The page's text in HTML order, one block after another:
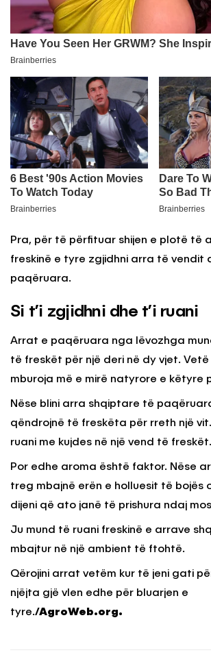
Pra, për të përfituar shijen e plotë të
freskinë e tyre zgjidhni arra të vendit
paqëruara.
Si t’i zgjidhni dhe t’i ruani
Arrat e paqëruara nga lëvozhga
të freskët për një deri në dy vjet.
mburoja më e mirë natyrore e këtyre
Nëse blini arra shqiptare të
qëndrojnë të freskëta për rreth një
ruani me kujdes në një vend të freskët.
Por edhe aroma është faktor. Nëse
treg mbajnë erën e holluesit të bojës
dijeni që ato janë të prishura ndaj mos
Ju mund të ruani freskinë e arrave
mbajtur në një ambient të ftohtë.
Qërojini arrat vetëm kur të jeni gati
njëjta gjë vlen edhe për bluarjen e
tyre./AgroWeb.org.